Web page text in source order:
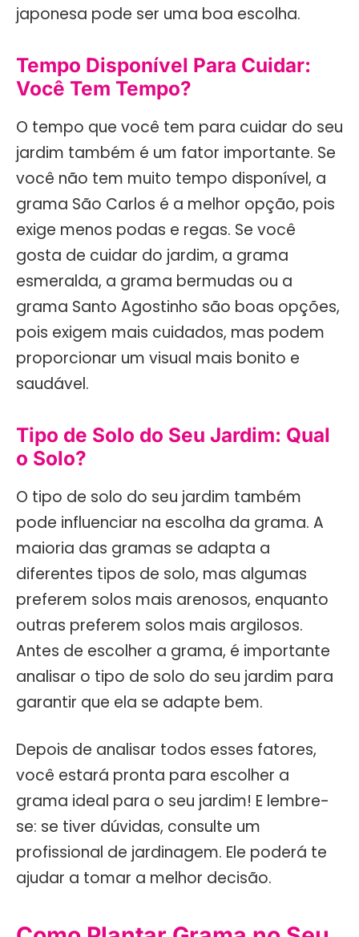
japonesa pode ser uma boa escolha.
Tempo Disponível Para Cuidar:
Você Tem Tempo?
O tempo que você tem para cuidar do seu
jardim também é um fator importante. Se
você não tem muito tempo disponível, a
grama São Carlos é a melhor opção, pois
exige menos podas e regas. Se você
gosta de cuidar do jardim, a grama
esmeralda, a grama bermudas ou a
grama Santo Agostinho são boas opções,
pois exigem mais cuidados, mas podem
proporcionar um visual mais bonito e
saudável.
Tipo de Solo do Seu Jardim: Qual
o Solo?
O tipo de solo do seu jardim também
pode influenciar na escolha da grama. A
maioria das gramas se adapta a
diferentes tipos de solo, mas algumas
preferem solos mais arenosos, enquanto
outras preferem solos mais argilosos.
Antes de escolher a grama, é importante
analisar o tipo de solo do seu jardim para
garantir que ela se adapte bem.
Depois de analisar todos esses fatores,
você estará pronta para escolher a
grama ideal para o seu jardim! E lembre-
se: se tiver dúvidas, consulte um
profissional de jardinagem. Ele poderá te
ajudar a tomar a melhor decisão.